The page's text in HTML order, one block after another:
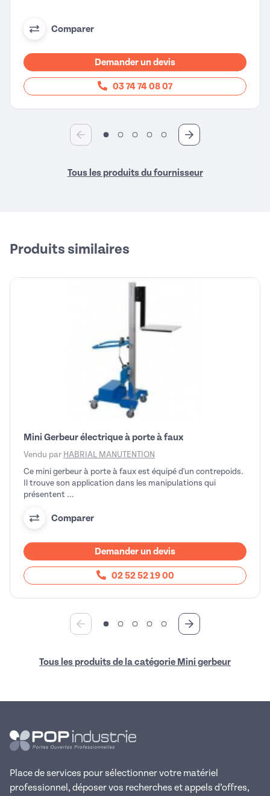
Comparer
Demander un devis
03 74 74 08 07
Tous les produits du fournisseur
Produits similaires
Mini Gerbeur électrique à porte à faux
Vendu par HABRIAL MANUTENTION
Ce mini gerbeur à porte à faux est équipé d'un contrepoids.
Il trouve son application dans les manipulations qui
présentent ...
Comparer
Demander un devis
02 52 52 19 00
Tous les produits de la catégorie Mini gerbeur
Place de services pour sélectionner votre matériel
professionnel, déposer vos recherches et appels d’offres,